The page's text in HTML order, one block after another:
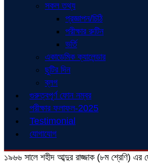
সকল তথ্য
প্রজ্ঞাপন/চিঠি
পরীক্ষার রুটিন
ভর্তি
একাডেমিক ক্যালেন্ডার
ছুটির দিন
ব্লগ
গুরুত্বপূর্ণ ফোন নম্বর
পরীক্ষার ফলাফল-2025
Testimonial
যোগাযোগ
১৯৬৬ সালে শহীদ আব্দুর রাজ্জাক (৮ম শ্রেণি) এর